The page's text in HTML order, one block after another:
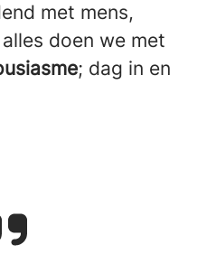
met mens,
doen we met
; dag in en